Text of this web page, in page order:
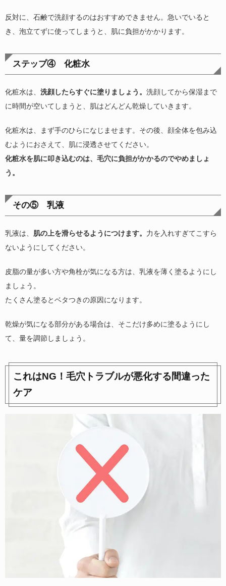
反対に、石鹸で洗顔するのはおすすめできません。急いでいると
き、泡立てずに使ってしまうと、肌に負担がかかります。
ステップ④ 化粧水
化粧水は、 洗顔したらすぐに塗りましょう。 洗顔してから保湿まで
に時間が空いてしまうと、肌はどんどん乾燥していきます。
化粧水は、まず手のひらになじませます。その後、顔全体を包み込
むようにおさえて、肌に浸透させてください。
化粧水を肌に叩き込むのは、毛穴に負担がかかるのでやめましょ
う。
その⑤ 乳液
乳液は、 肌の上を滑らせるようにつけます。 力を入れすぎてこすら
ないようにしてください。
皮脂の量が多い方や角栓が気になる方は、乳液を薄く塗るようにし
ましょう。
たくさん塗るとベタつきの原因になります。
乾燥が気になる部分がある場合は、そこだけ多めに塗るようにし
て、量を調節しましょう。
これはNG！毛穴トラブルが悪化する間違った
ケア